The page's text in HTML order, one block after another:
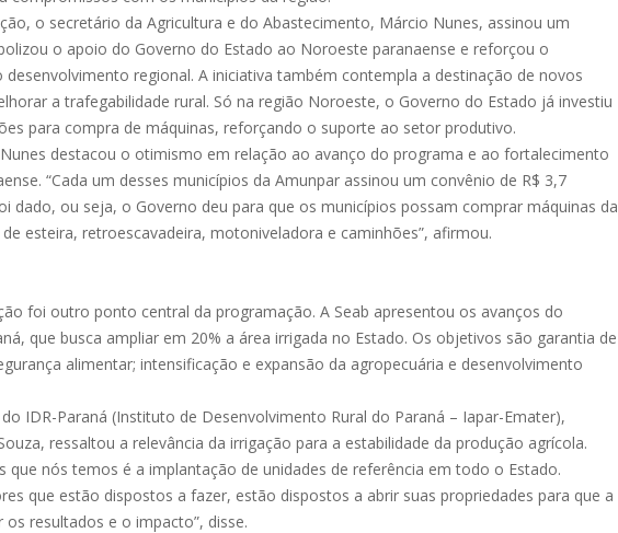
o secretário da Agricultura e do Abastecimento, Márcio Nunes, assinou um
o apoio do Governo do Estado ao Noroeste paranaense e reforçou o
regional. A iniciativa também contempla a destinação de novos
a trafegabilidade rural. Só na região Noroeste, o Governo do Estado já investiu
para compra de máquinas, reforçando o suporte ao setor produtivo.
destacou o otimismo em relação ao avanço do programa e ao fortalecimento
“Cada um desses municípios da Amunpar assinou um convênio de R$ 3,7
dado, ou seja, o Governo deu para que os municípios possam comprar máquinas da
esteira, retroescavadeira, motoniveladora e caminhões”, afirmou.
foi outro ponto central da programação. A Seab apresentou os avanços do
que busca ampliar em 20% a área irrigada no Estado. Os objetivos são garantia de
alimentar; intensificação e expansão da agropecuária e desenvolvimento
IDR-Paraná (Instituto de Desenvolvimento Rural do Paraná – Iapar-Emater),
ressaltou a relevância da irrigação para a estabilidade da produção agrícola.
que nós temos é a implantação de unidades de referência em todo o Estado.
que estão dispostos a fazer, estão dispostos a abrir suas propriedades para que a
resultados e o impacto”, disse.